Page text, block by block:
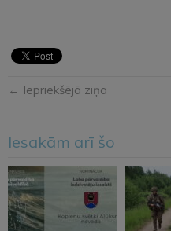
← Iepriekšējā ziņa
Iesakām arī šo